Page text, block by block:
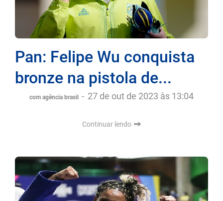
Pan: Felipe Wu conquista
bronze na pistola de...
com agência brasil - 27 de out de 2023 às 13:04
Continuar lendo